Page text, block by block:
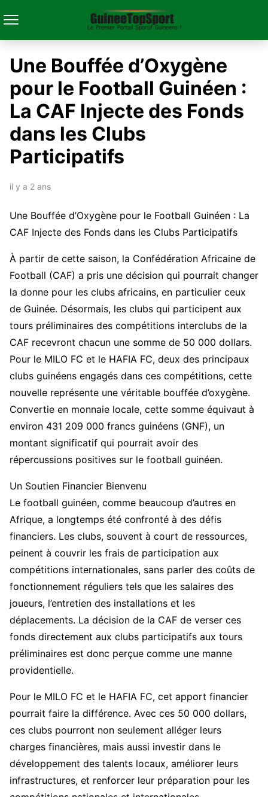
Une Bouffée d’Oxygène
pour le Football Guinéen :
La CAF Injecte des Fonds
dans les Clubs
Participatifs
il y a 2 ans
Une Bouffée d’Oxygène pour le Football Guinéen : La
CAF Injecte des Fonds dans les Clubs Participatifs
À partir de cette saison, la Confédération Africaine de
Football (CAF) a pris une décision qui pourrait changer
la donne pour les clubs africains, en particulier ceux
de Guinée. Désormais, les clubs qui participent aux
tours préliminaires des compétitions interclubs de la
CAF recevront chacun une somme de 50 000 dollars.
Pour le MILO FC et le HAFIA FC, deux des principaux
clubs guinéens engagés dans ces compétitions, cette
nouvelle représente une véritable bouffée d’oxygène.
Convertie en monnaie locale, cette somme équivaut à
environ 431 209 000 francs guinéens (GNF), un
montant significatif qui pourrait avoir des
répercussions positives sur le football guinéen.
Un Soutien Financier Bienvenu
Le football guinéen, comme beaucoup d’autres en
Afrique, a longtemps été confronté à des défis
financiers. Les clubs, souvent à court de ressources,
peinent à couvrir les frais de participation aux
compétitions internationales, sans parler des coûts de
fonctionnement réguliers tels que les salaires des
joueurs, l’entretien des installations et les
déplacements. La décision de la CAF de verser ces
fonds directement aux clubs participatifs aux tours
préliminaires est donc perçue comme une manne
providentielle.
Pour le MILO FC et le HAFIA FC, cet apport financier
pourrait faire la différence. Avec ces 50 000 dollars,
ces clubs pourront non seulement alléger leurs
charges financières, mais aussi investir dans le
développement des talents locaux, améliorer leurs
infrastructures, et renforcer leur préparation pour les